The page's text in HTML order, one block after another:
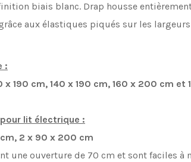
biais blanc. Drap housse
aux élastiques piqués sur les largeurs
:
x 190 cm, 140 x 190 cm, 160 x 200 cm et
lit électrique :
2 x 90 x 200 cm
une ouverture de 70 cm et sont faciles à